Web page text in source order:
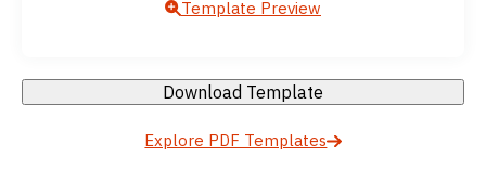
Template Preview
Download Template
Explore PDF Templates